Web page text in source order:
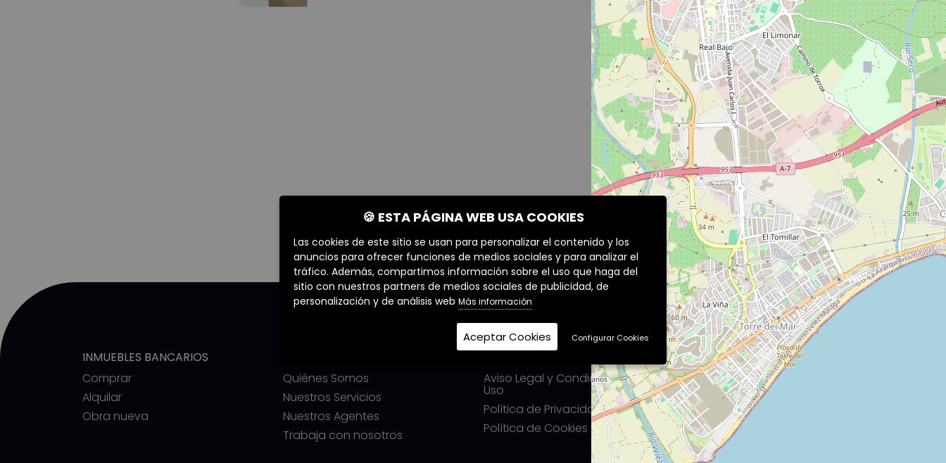
INMUEBLES BANCARIOS
Comprar
Alquilar
Obra nueva
Quiénes Somos
Nuestros Servicios
Nuestros Agentes
Trabaja con nosotros
Aviso Legal y Condiciones de
Uso
Política de Privacidad
Política de Cookies
CONTACTO
Oficina Principal
C/ Del Mar, 27 4ºB 29740-Torre
del Mar (Málaga)
Teléfono:952 54 64 39
Delegación Almería
Diseminado Puente Culebra, 24,
Centro de Negocios Viapark,
🍪 ESTA PÁGINA WEB USA COOKIES
Las cookies de este sitio se usan para personalizar el contenido y los
anuncios para ofrecer funciones de medios sociales y para analizar el
tráfico. Además, compartimos información sobre el uso que haga del
sitio con nuestros partners de medios sociales de publicidad, de
personalización y de análisis web Más información
Aceptar Cookies Configurar Cookies